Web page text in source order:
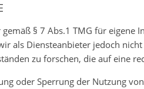
§ 7 Abs.1 TMG für eigene
als Diensteanbieter jedoch
zu forschen, die auf eine
oder Sperrung der Nutzung